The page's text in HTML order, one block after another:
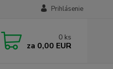
Prihlásenie
0 ks
za 0,00 EUR